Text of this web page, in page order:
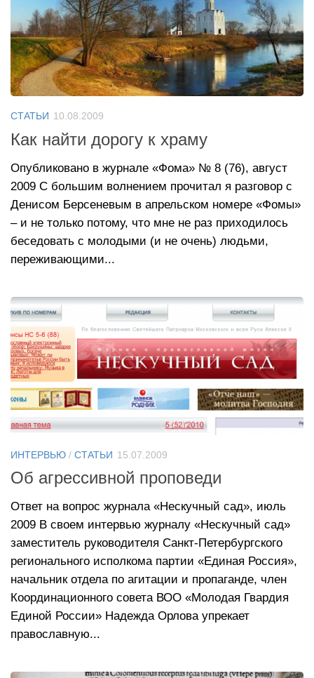
СТАТЬИ 10.08.2009
Как найти дорогу к храму
Опубликовано в журнале «Фома» № 8 (76), август
2009 С большим волнением прочитал я разговор с
Денисом Берсеневым в апрельском номере «Фомы»
– и не только потому, что мне не раз приходилось
беседовать с молодыми (и не очень) людьми,
переживающими...
ИНТЕРВЬЮ / СТАТЬИ 15.07.2009
Об агрессивной проповеди
Ответ на вопрос журнала «Нескучный сад», июль
2009 В своем интервью журналу «Нескучный сад»
заместитель руководителя Санкт-Петербургского
регионального исполкома партии «Единая Россия»,
начальник отдела по агитации и пропаганде, член
Координационного совета ВОО «Молодая Гвардия
Единой России» Надежда Орлова упрекает
православную...